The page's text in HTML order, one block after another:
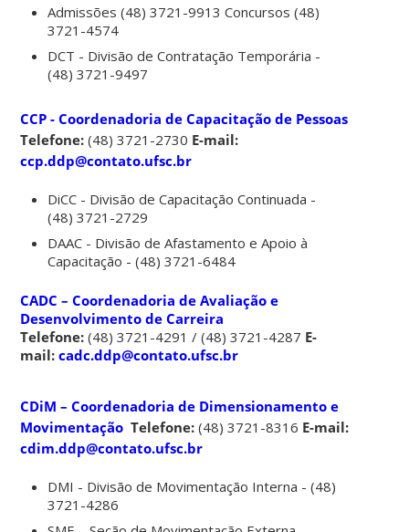
Admissões (48) 3721-9913 Concursos (48)
3721-4574
DCT - Divisão de Contratação Temporária -
(48) 3721-9497
CCP - Coordenadoria de Capacitação de Pessoas
Telefone:(48) 3721-2730 E-mail:
ccp.ddp@contato.ufsc.br
DiCC - Divisão de Capacitação Continuada -
(48) 3721-2729
DAAC - Divisão de Afastamento e Apoio à
Capacitação - (48) 3721-6484
CADC – Coordenadoria de Avaliação e
Desenvolvimento de Carreira
Telefone:(48) 3721-4291 / (48) 3721-4287 E-
mail: cadc.ddp@contato.ufsc.br
CDiM – Coordenadoria de Dimensionamento e
Movimentação Telefone:(48) 3721-8316 E-mail:
cdim.ddp@contato.ufsc.br
DMI - Divisão de Movimentação Interna - (48)
3721-4286